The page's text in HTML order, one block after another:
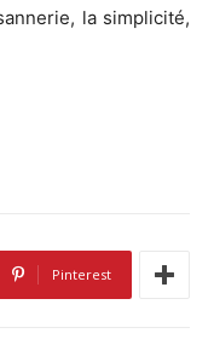
la simplicité,
Pinterest